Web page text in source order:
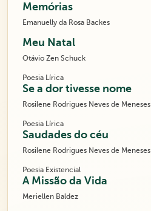
Memórias
Emanuelly da Rosa Backes
Meu Natal
Otávio Zen Schuck
Poesia Lírica
Se a dor tivesse nome
Rosilene Rodrigues Neves de Meneses
Poesia Lírica
Saudades do céu
Rosilene Rodrigues Neves de Meneses
Poesia Existencial
A Missão da Vida
Meriellen Baldez